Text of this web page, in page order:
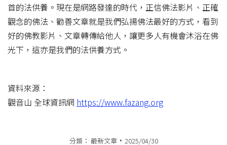
首的法供養。現在是網路發達的時代，正信佛法影片、正確
觀念的佛法、勸善文章就是我們弘揚佛法最好的方式，看到
好的佛教影片、文章轉傳給他人，讓更多人有機會沐浴在佛
光下，這亦是我們的法供養方式。
資料來源：
觀音山 全球資訊網 https://www.fazang.org
分類： 最新文章 2025/04/30